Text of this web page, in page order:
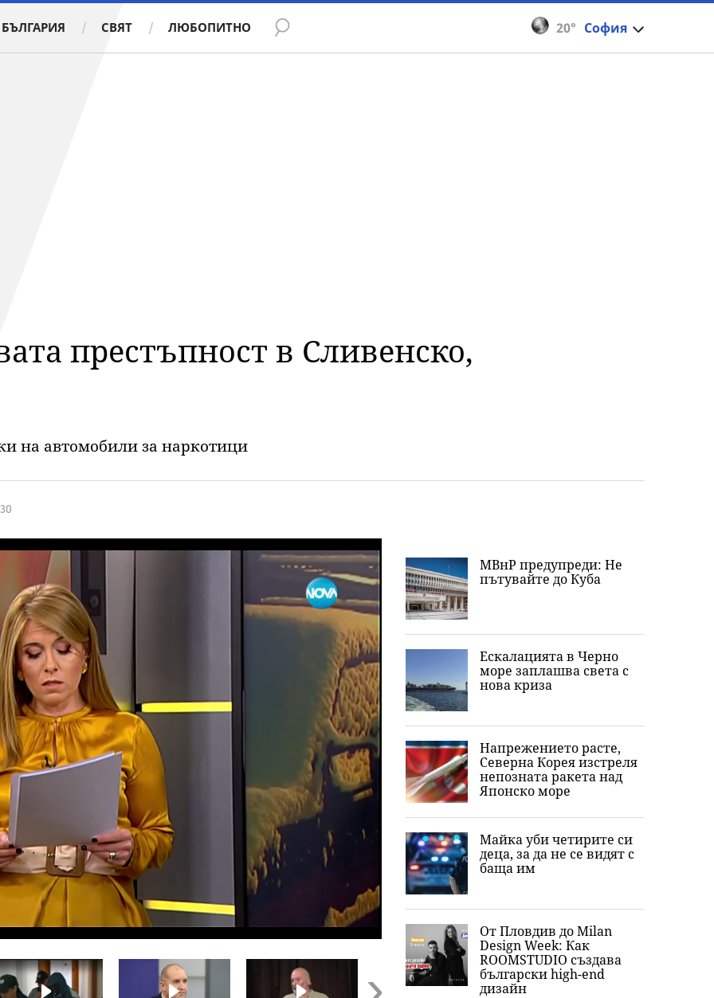
20° София
БЪЛГАРИЯ СВЯТ ЛЮБОПИТНО
престъпност в Сливенско,
на автомобили за наркотици
МВнР предупреди: Не
пътувайте до Куба
Ескалацията в Черно
море заплашва света с
нова криза
Напрежението расте,
Северна Корея изстреля
непозната ракета над
Японско море
Майка уби четирите си
деца, за да не се видят с
баща им
От Пловдив до Milan
Design Week: Как
ROOMSTUDIO създава
български high-end
дизайн